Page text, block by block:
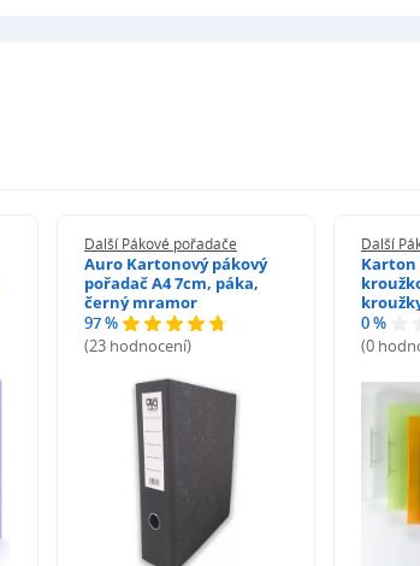
Další Pákové pořadače
Auro Kartonový pákový
pořadač A4 7cm, páka,
černý mramor
97 %
(23 hodnocení)
Další
Karton
0 %
(0